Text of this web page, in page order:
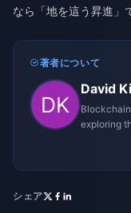
なら「地を這う昇進」
著者について
David
exploring
シェア